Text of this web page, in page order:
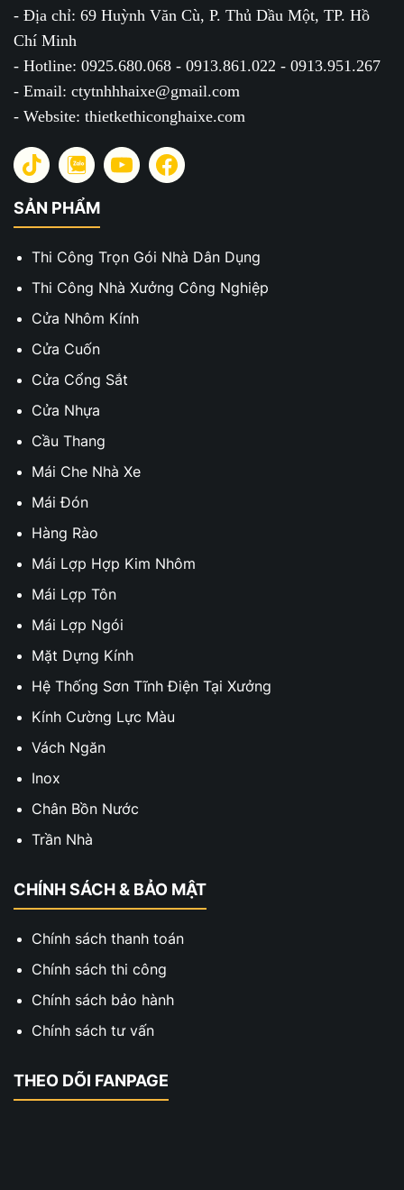
- Địa chỉ: 69 Huỳnh Văn Cù, P. Thủ Dầu Một, TP. Hồ
Chí Minh
- Hotline: 0925.680.068 - 0913.861.022 - 0913.951.267
- Email: ctytnhhhaixe@gmail.com
- Website: thietkethiconghaixe.com
SẢN PHẨM
Thi Công Trọn Gói Nhà Dân Dụng
Thi Công Nhà Xưởng Công Nghiệp
Cửa Nhôm Kính
Cửa Cuốn
Cửa Cổng Sắt
Cửa Nhựa
Cầu Thang
Mái Che Nhà Xe
Mái Đón
Hàng Rào
Mái Lợp Hợp Kim Nhôm
Mái Lợp Tôn
Mái Lợp Ngói
Mặt Dựng Kính
Hệ Thống Sơn Tĩnh Điện Tại Xưởng
Kính Cường Lực Màu
Vách Ngăn
Inox
Chân Bồn Nước
Trần Nhà
CHÍNH SÁCH & BẢO MẬT
Chính sách thanh toán
Chính sách thi công
Chính sách bảo hành
Chính sách tư vấn
THEO DÕI FANPAGE